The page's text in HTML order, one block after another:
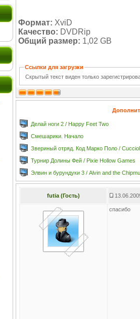
Формат: XviD
Качество: DVDRip
Общий размер: 1,02 GB
Ссылки для загрузки
Скрытый текст виден только
Делай ноги 2 / Happy Feet Two
Смешарики. Начало
Звериный отряд. Код Марко Поло /
Турнир Долины Фей / Pixie Hollow Games
Элвин и бурундуки 3 / Alvin and the
futia (Гость)
спасибо